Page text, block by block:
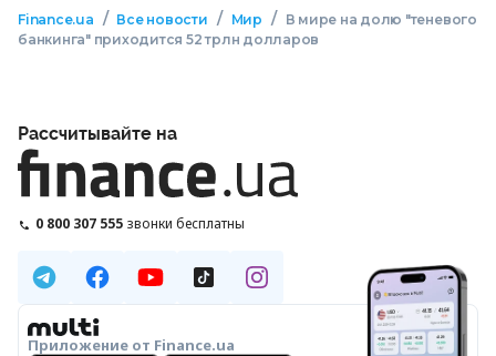
Finance.ua / Все новости / Мир /
В мире на долю "теневого
банкинга" приходится 52 трлн долларов
Рассчитывайте на
0 800 307 555 звонки бесплатны
Приложение от Finance.ua